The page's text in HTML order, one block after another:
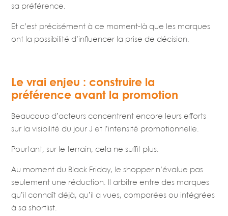
sa préférence.
Et c’est précisément à ce moment-là que les marques
ont la possibilité d’influencer la prise de décision.
Le vrai enjeu : construire la
préférence avant la promotion
Beaucoup d’acteurs concentrent encore leurs efforts
sur la visibilité du jour J et l’intensité promotionnelle.
Pourtant, sur le terrain, cela ne suffit plus.
Au moment du Black Friday, le shopper n’évalue pas
seulement une réduction. Il arbitre entre des marques
qu’il connaît déjà, qu’il a vues, comparées ou intégrées
à sa shortlist.